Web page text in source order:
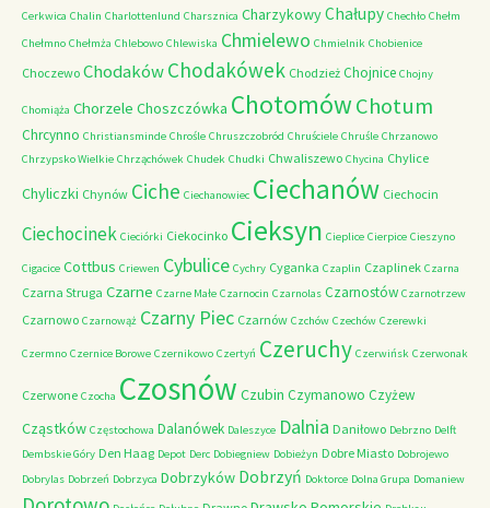
Cerkwica Chalin Charlottenlund Charsznica CharzykowyChałupy Chechło Chełm
Chełmno Chełmża Chlebowo Chlewiska Chmielewo Chmielnik Chobienice
Choczewo ChodakówChodakówek Chodzież Chojnice Chojny
Chomiąża Chorzele Choszczówka ChotomówChotum
Chrcynno Christiansminde Chrośle Chruszczobród Chruściele Chruśle Chrzanowo
Chrzypsko Wielkie Chrząchówek Chudek Chudki Chwaliszewo Chycina Chylice
Chyliczki Chynów Ciche Ciechanowiec Ciechanów Ciechocin
Ciechocinek Cieciórki Ciekocinko Cieksyn Cieplice Cierpice Cieszyno
Cigacice Cottbus Criewen Cybulice Cychry Cyganka Czaplin Czaplinek Czarna
Czarna Struga Czarne Czarne Małe Czarnocin Czarnolas Czarnostów Czarnotrzew
Czarnowo Czarnowąż Czarny Piec Czarnów Czchów Czechów Czerewki
Czermno Czernice Borowe Czernikowo Czertyń Czeruchy Czerwińsk Czerwonak
Czerwone Czocha Czosnów Czubin Czymanowo Czyżew
Cząstków Częstochowa Dalanówek Daleszyce Dalnia Daniłowo Debrzno Delft
Dembskie Góry Den Haag Depot Derc Dobiegniew Dobieżyn Dobre Miasto Dobrojewo
Dobrylas Dobrzeń Dobrzyca Dobrzyków Dobrzyń Doktorce Dolna Grupa Domaniew